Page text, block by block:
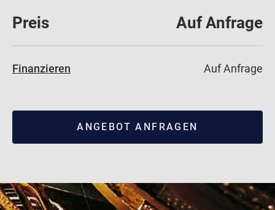
Preis Auf Anfrage
Finanzieren Auf Anfrage
ANGEBOT ANFRAGEN